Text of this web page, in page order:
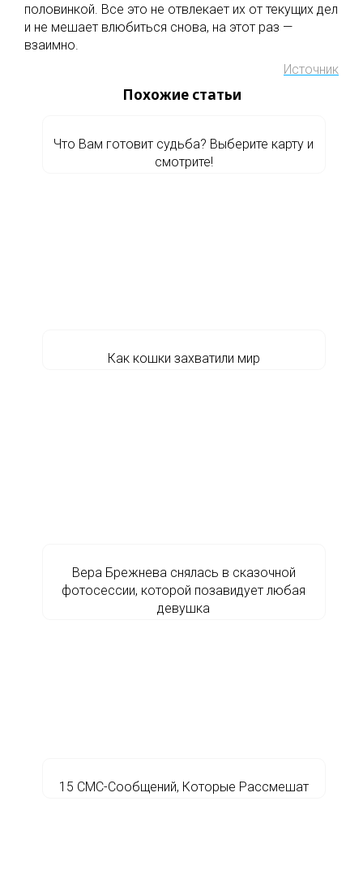
половинкой. Все это не отвлекает их от текущих дел
и не мешает влюбиться снова, на этот раз —
взаимно.
Источник
Похожие статьи
Что Вам готовит судьба? Выберите карту и
смотрите!
Как кошки захватили мир
Вера Брежнева снялась в сказочной
фотосессии, которой позавидует любая
девушка
15 СМС-Сообщений, Которые Рассмешат